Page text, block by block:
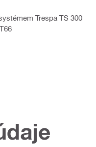
Trespa TS 300